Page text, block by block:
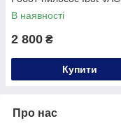
В наявності
2 800 ₴
Купити
Про нас